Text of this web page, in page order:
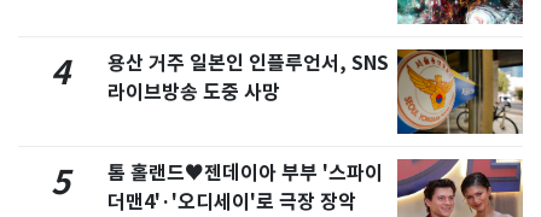
4
용산 거주 일본인 인플루언서, SNS
라이브방송 도중 사망
5
톰 홀랜드♥젠데이아 부부 '스파이
더맨4'·'오디세이'로 극장 장악